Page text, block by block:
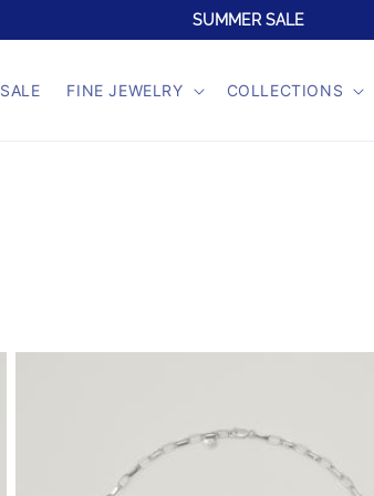
NEW COLLECTION ONLINE NOW
SALE FINE JEWELRY COLLECTIONS